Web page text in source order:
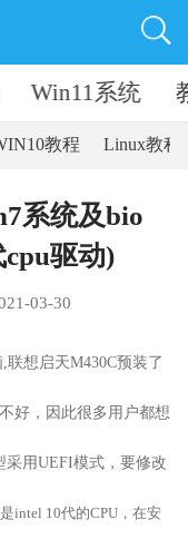
Win11系统
教程 Linux教程
系统及bio
驱动)
03-30
,联想启天M430C预装了
好 ，因此很多用户都想
采用UEFI模式，要修改
intel 10代的CPU，在安